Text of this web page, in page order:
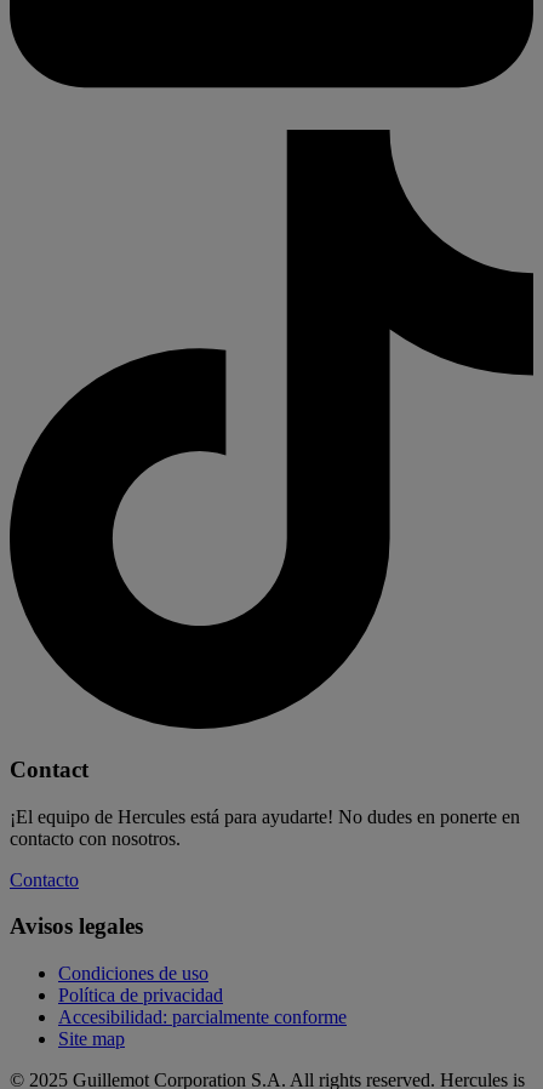
Contact
¡El equipo de Hercules está para ayudarte! No dudes en ponerte en
contacto con nosotros.
Contacto
Avisos legales
Condiciones de uso
Política de privacidad
Accesibilidad: parcialmente conforme
Site map
© 2025 Guillemot Corporation S.A. All rights reserved. Hercules is